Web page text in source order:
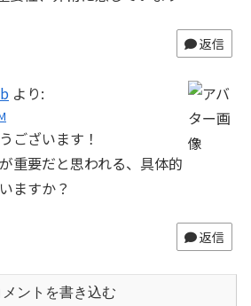
返信
より:
ございます！
重要だと思われる、具体的
ますか？
返信
メントを書き込む